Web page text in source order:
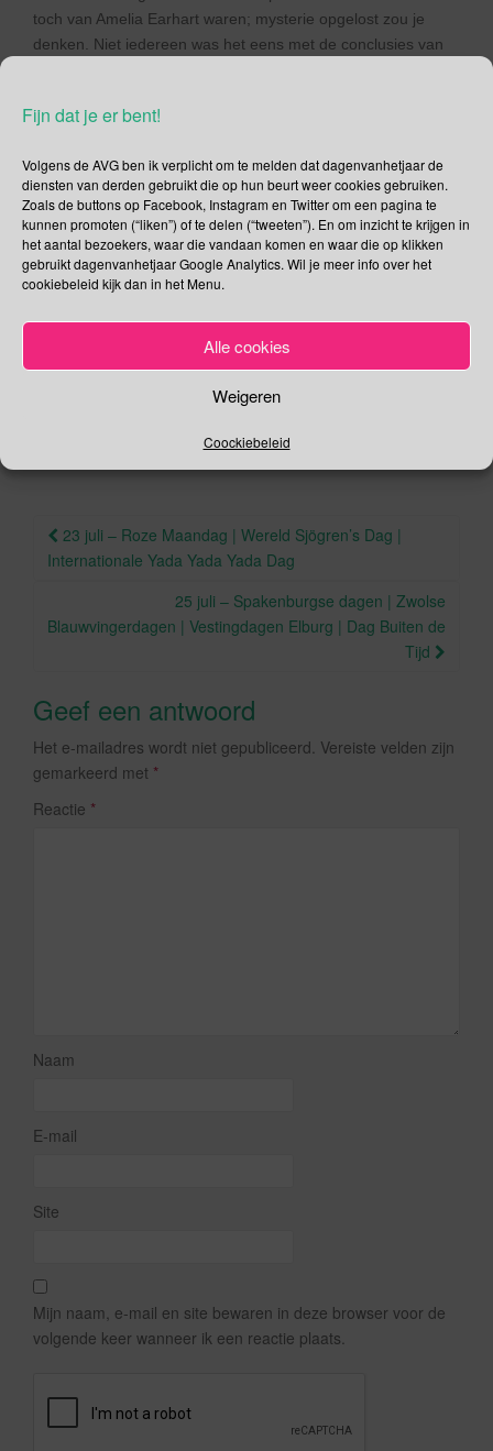
Fijn dat je er bent!
Volgens de AVG ben ik verplicht om te melden dat dagenvanhetjaar de
diensten van derden gebruikt die op hun beurt weer cookies gebruiken.
Zoals de buttons op Facebook, Instagram en Twitter om een pagina te
kunnen promoten (“liken”) of te delen (“tweeten”). En om inzicht te krijgen in
het aantal bezoekers, waar die vandaan komen en waar die op klikken
gebruikt dagenvanhetjaar Google Analytics. Wil je meer info over het
cookiebeleid kijk dan in het Menu.
Alle cookies
Weigeren
Coockiebeleid
toch van Amelia Earhart waren; mysterie opgelost zou je
denken. Niet iedereen was het eens met de conclusies van
aannames moest doen. En besluit met de zin: “Totdat
overtuigende theorie dat het wel om haar stoffelijk overschot
gaat”. Net als Fox Mulder wil ik graag geloven, maar eerlijk
gezegd komt het mij allemaal niet echt geloofwaardig over.
Deel dit bericht
F
c
o
k
T
tt
Juli Amelia Earhart,Fred Noonan,Neven,Nichten,
Permalink
Berichtnavigatie
23 juli – Roze Maandag | Wereld Sjögren’s Dag |
Internationale Yada Yada Yada Dag
25 juli – Spakenburgse dagen | Zwolse
Blauwvingerdagen | Vestingdagen Elburg | Dag Buiten de
Tijd
Geef een antwoord
Het e-mailadres wordt niet gepubliceerd. Vereiste velden zijn
gemarkeerd met *
Reactie *
Naam
E-mail
Site
Mijn naam, e-mail en site bewaren in deze browser voor de
volgende keer wanneer ik een reactie plaats.